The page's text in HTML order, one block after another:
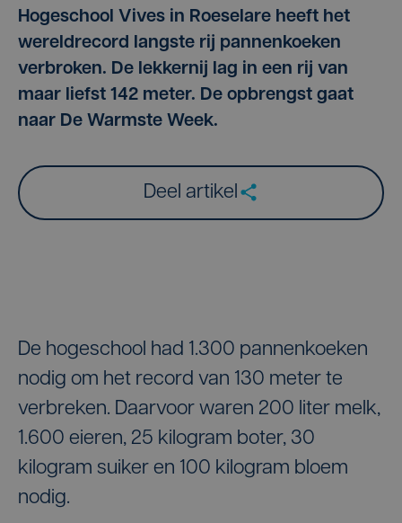
Hogeschool Vives in Roeselare heeft het
wereldrecord langste rij pannenkoeken
verbroken. De lekkernij lag in een rij van
maar liefst 142 meter. De opbrengst gaat
naar De Warmste Week.
Deel artikel
De hogeschool had 1.300 pannenkoeken
nodig om het record van 130 meter te
verbreken. Daarvoor waren 200 liter melk,
1.600 eieren, 25 kilogram boter, 30
kilogram suiker en 100 kilogram bloem
nodig.